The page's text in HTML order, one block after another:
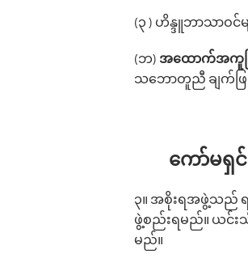
(၃ ) ဟိန္ဒူဘာသာဝင်
(ဘ) အထောက်အကူ
သဘောတူညီ ချက်ဖ
ကော်မရှင်
၃။ အစိုးရအဖွဲ့သည်
ဖွဲ့စည်းရမည်။ ယင်း
မည်။